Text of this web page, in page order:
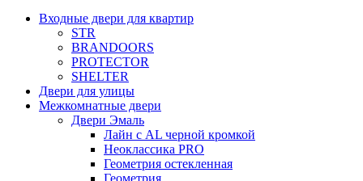
Входные двери для квартир
STR
BRANDOORS
PROTECTOR
SHELTER
Двери для улицы
Межкомнатные двери
Двери Эмаль
Лайн с AL черной кромкой
Неоклассика PRO
Геометрия остекленная
Геометрия